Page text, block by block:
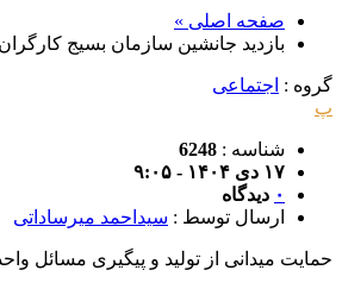
صفحه اصلی »
بازدید جانشین سازمان بسیج
گروه : اجتماعی
پ
شناسه : 6248
۱۷ دی ۱۴۰۴ - ۹:۰۵
۰ دیدگاه
ارسال توسط : سیداحمد میرساداتی
حمایت میدانی از تولید و پیگیری مسائل